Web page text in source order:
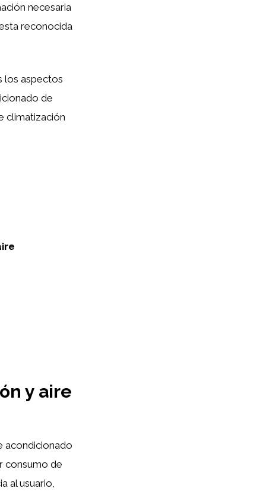
necesaria
reconocida
los aspectos
de
climatización
y aire
acondicionado
consumo de
al usuario,